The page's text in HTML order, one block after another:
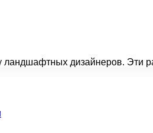
ландшафтных дизайнеров. Эти